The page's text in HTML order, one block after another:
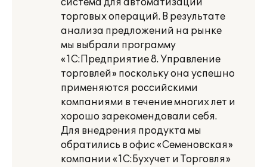
система для автоматизации
торговых операций. В результате
анализа предложений на рынке
мы выбрали программу
«1С:Предприятие 8. Управление
торговлей» поскольку она успешно
применяются российскими
компаниями в течение многих лет и
хорошо зарекомендовали себя.
Для внедрения продукта мы
обратились в офис «Семеновская»
компании «1С:Бухучет и Торговля»